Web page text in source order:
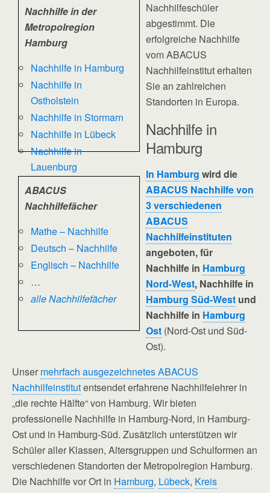
Nachhilfe in der
Metropolregion
Hamburg
Nachhilfe in Hamburg
Nachhilfe in
Ostholstein
Nachhilfe in Stormarn
Nachhilfe in Lübeck
Nachhilfe in
Lauenburg
ABACUS
Nachhilfefächer
Mathe – Nachhilfe
Deutsch – Nachhilfe
Englisch – Nachhilfe
…
alle Nachhilfefächer
Nachhilfeschüler
abgestimmt. Die
erfolgreiche Nachhilfe
vom ABACUS
Nachhilfeinstitut erhalten
Sie an zahlreichen
Standorten in Europa.
Nachhilfe in
Hamburg
In Hamburg wird die
ABACUS Nachhilfe von
3 verschiedenen
ABACUS
Nachhilfeinstituten
angeboten, für
Nachhilfe in Hamburg
Nord-West, Nachhilfe in
Hamburg Süd-West und
Nachhilfe in Hamburg
Ost (Nord-Ost und Süd-
Ost).
Unser mehrfach ausgezeichnetes ABACUS
Nachhilfeinstitutentsendet erfahrene Nachhilfelehrer in
„die rechte Hälfte“ von Hamburg. Wir bieten
professionelle Nachhilfe in Hamburg-Nord, in Hamburg-
Ost und in Hamburg-Süd. Zusätzlich unterstützen wir
Schüler aller Klassen, Altersgruppen und Schulformen an
verschiedenen Standorten der Metropolregion Hamburg.
Die Nachhilfe vor Ort in Hamburg, Lübeck, Kreis